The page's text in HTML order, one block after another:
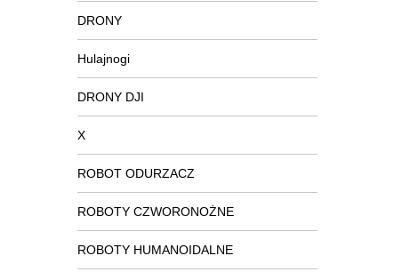
DRONY
Hulajnogi
DRONY DJI
X
ROBOT ODURZACZ
ROBOTY CZWORONOŻNE
ROBOTY HUMANOIDALNE